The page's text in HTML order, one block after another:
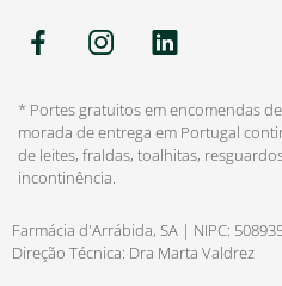
* Portes gratuitos em encomendas
morada de entrega em Portugal
de leites, fraldas, toalhitas,
incontinência.
Farmácia d'Arrábida, SA | NIPC:
Direção Técnica: Dra Marta Valdrez